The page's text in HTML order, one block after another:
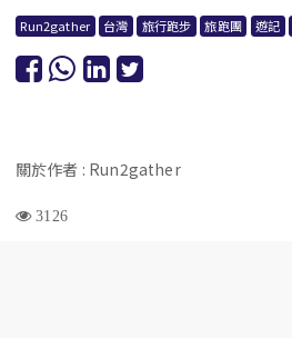
Run2gather 台灣 旅行跑步 旅跑團 遊記
關於作者 : Run2gather
3126